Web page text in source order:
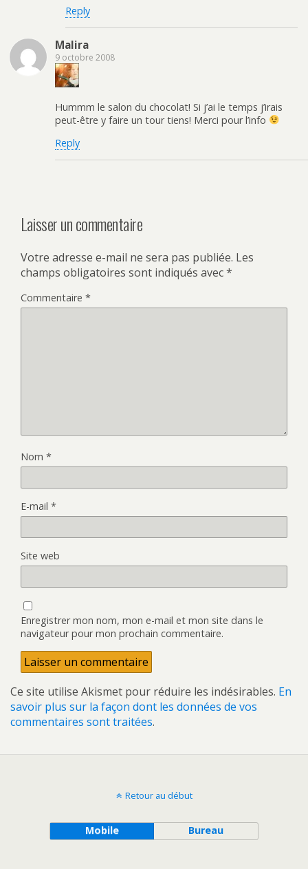
Reply
Malira
9 octobre 2008
Hummm le salon du chocolat! Si j’ai le temps j’irais
peut-être y faire un tour tiens! Merci pour l’info
Reply
Laisser un commentaire
Votre adresse e-mail ne sera pas publiée. Les
champs obligatoires sont indiqués avec*
Commentaire *
Nom *
E-mail *
Site web
Enregistrer mon nom, mon e-mail et mon site dans le
navigateur pour mon prochain commentaire.
Ce site utilise Akismet pour réduire les indésirables. En
savoir plus sur la façon dont les données de vos
commentaires sont traitées.
Retour au début
Mobile Bureau